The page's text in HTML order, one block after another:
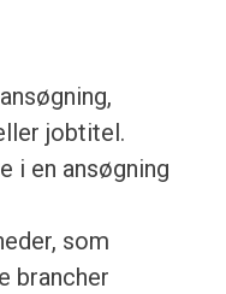
jobtitel.
i en ansøgning
som
brancher